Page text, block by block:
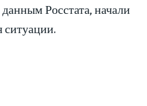
Росстата, начали
ситуации.